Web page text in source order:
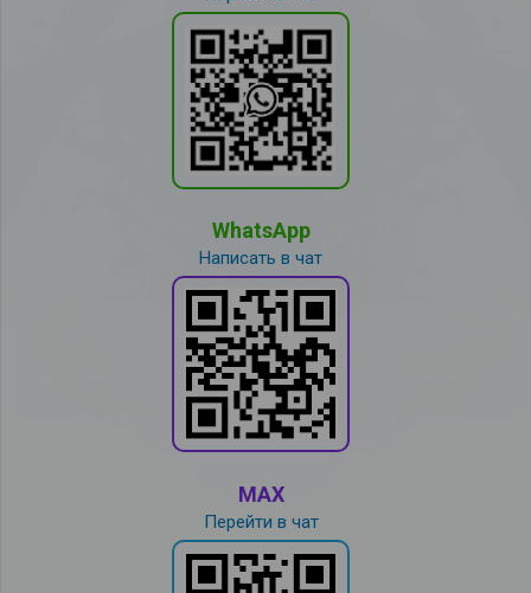
WhatsApp
Написать в чат
MAX
Перейти в чат